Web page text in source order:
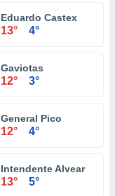
Eduardo Castex
13° 4°
Gaviotas
12° 3°
General Pico
12° 4°
Intendente Alvear
13° 5°